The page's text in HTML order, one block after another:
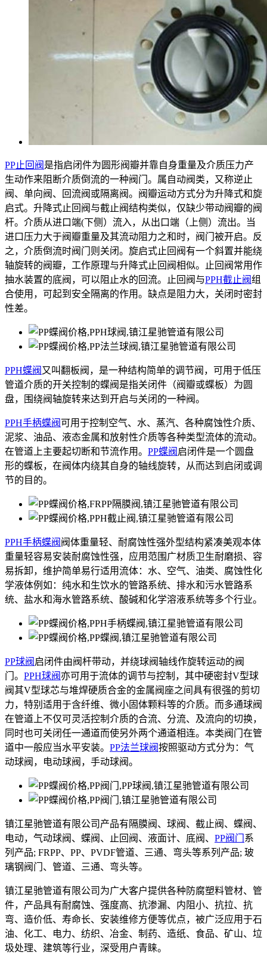
PP止回阀 是指启闭件为圆形阀瓣并靠自身重量及介质压力产
生动作来阻断介质倒流的一种阀门。属自动阀类，又称逆止
阀、单向阀、回流阀或隔离阀。阀瓣运动方式分为升降式和旋
启式。升降式止回阀与截止阀结构类似，仅缺少带动阀瓣的阀
杆。介质从进口端(下侧）流入，从出口端（上侧）流出。当
进口压力大于阀瓣重量及其流动阻力之和时，阀门被开启。反
之，介质倒流时阀门则关闭。旋启式止回阀有一个斜置并能绕
轴旋转的阀瓣，工作原理与升降式止回阀相似。止回阀常用作
抽水装置的底阀，可以阻止水的回流。止回阀与PPH截止阀组
合使用，可起到安全隔离的作用。缺点是阻力大，关闭时密封
性差。
PPH蝶阀 又叫翻板阀，是一种结构简单的调节阀，可用于低压
管道介质的开关控制的蝶阀是指关闭件（阀瓣或蝶板）为圆
盘，围绕阀轴旋转来达到开启与关闭的一种阀。
PPH手柄蝶阀可用于控制空气、水、蒸汽、各种腐蚀性介质、
泥浆、油品、液态金属和放射性介质等各种类型流体的流动。
在管道上主要起切断和节流作用。 PP蝶阀 启闭件是一个圆盘
形的蝶板，在阀体内绕其自身的轴线旋转，从而达到启闭或调
节的目的。
PPH手柄蝶阀 阀体重量轻、耐腐蚀性强外型结构紧凑美观本体
重量轻容易安装耐腐蚀性强，应用范围广材质卫生耐磨损、容
易拆卸，维护简单易行适用流体：水、空气、油类、腐蚀性化
学液体例如：纯水和生饮水的管路系统、排水和污水管路系
统、盐水和海水管路系统、酸碱和化学溶液系统等多个行业。
PP球阀 启闭件由阀杆带动，并绕球阀轴线作旋转运动的阀
门。 PPH球阀 亦可用于流体的调节与控制，其中硬密封V型球
阀其V型球芯与堆焊硬质合金的金属阀座之间具有很强的剪切
力，特别适用于含纤维、微小固体颗料等的介质。而多通球阀
在管道上不仅可灵活控制介质的合流、分流、及流向的切换，
同时也可关闭任一通道而使另外两个通道相连。本类阀门在管
道中一般应当水平安装。 PP法兰球阀按照驱动方式分为：气
动球阀，电动球阀，手动球阀。
镇江星驰管道有限公司产品有隔膜阀、球阀、截止阀、蝶阀、
电动，气动球阀、蝶阀、止回阀、液面计、底阀、 PP阀门 系
列产品; FRPP、PP、PVDF管道、三通、弯头等系列产品; 玻
璃钢阀门、管道、三通、弯头等。
镇江星驰管道有限公司为广大客户提供各种防腐塑料管材、管
件，产品具有耐腐蚀、强度高、抗渗漏、内阻小、抗拉、抗
弯、造价低、寿命长、安装维修方便等优点，被广泛应用于石
油、化工、电力、纺织、冶金、制药、造纸、食品、矿山、垃
圾处理、建筑等行业，深受用户青睐。